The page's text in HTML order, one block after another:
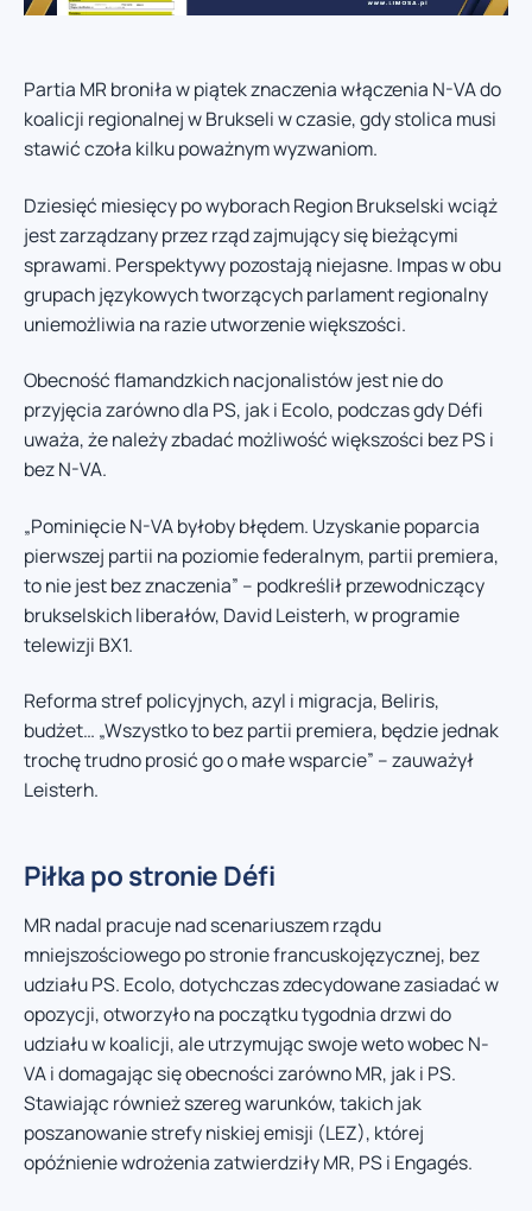
Partia MR broniła w piątek znaczenia włączenia N-VA do
koalicji regionalnej w Brukseli w czasie, gdy stolica musi
stawić czoła kilku poważnym wyzwaniom.
Dziesięć miesięcy po wyborach Region Brukselski wciąż
jest zarządzany przez rząd zajmujący się bieżącymi
sprawami. Perspektywy pozostają niejasne. Impas w obu
grupach językowych tworzących parlament regionalny
uniemożliwia na razie utworzenie większości.
Obecność flamandzkich nacjonalistów jest nie do
przyjęcia zarówno dla PS, jak i Ecolo, podczas gdy Défi
uważa, że należy zbadać możliwość większości bez PS i
bez N-VA.
„Pominięcie N-VA byłoby błędem. Uzyskanie poparcia
pierwszej partii na poziomie federalnym, partii premiera,
to nie jest bez znaczenia” – podkreślił przewodniczący
brukselskich liberałów, David Leisterh, w programie
telewizji BX1.
Reforma stref policyjnych, azyl i migracja, Beliris,
budżet… „Wszystko to bez partii premiera, będzie jednak
trochę trudno prosić go o małe wsparcie” – zauważył
Leisterh.
Piłka po stronie Défi
MR nadal pracuje nad scenariuszem rządu
mniejszościowego po stronie francuskojęzycznej, bez
udziału PS. Ecolo, dotychczas zdecydowane zasiadać w
opozycji, otworzyło na początku tygodnia drzwi do
udziału w koalicji, ale utrzymując swoje weto wobec N-
VA i domagając się obecności zarówno MR, jak i PS.
Stawiając również szereg warunków, takich jak
poszanowanie strefy niskiej emisji (LEZ), której
opóźnienie wdrożenia zatwierdziły MR, PS i Engagés.